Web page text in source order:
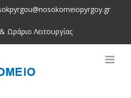
Ωράριο Λειτουργίας